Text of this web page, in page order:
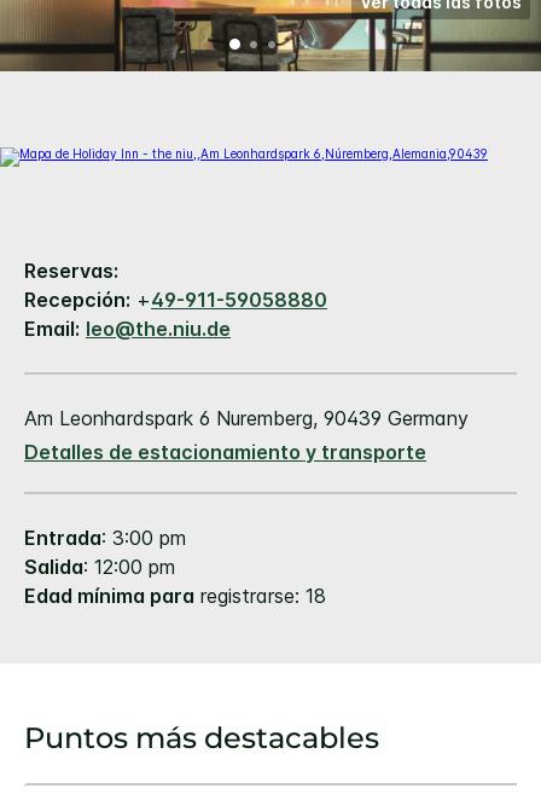
Reservas:
Recepción: +49-911-59058880
Email: leo@the.niu.de
Am Leonhardspark 6 Nuremberg, 90439 Germany
Detalles de estacionamiento y transporte
Entrada: 3:00 pm
Salida: 12:00 pm
Edad mínima para registrarse: 18
Puntos más destacables